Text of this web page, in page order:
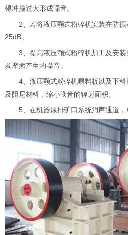
得冲撞过大形成噪音。
2、若将液压颚式粉碎机安装在防
25dB。
3、提高液压颚式粉碎机加工及安
及摩擦产生的噪音。
4、液压颚式粉碎机喂料板以及下
及阻尼材料，缩小噪音的辐射面积。
5、在机器原排矿口系统消声通道，